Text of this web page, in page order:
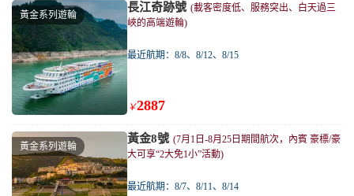
黃金系列遊輪
長江奇跡號 (載客密度低、服務突出、白天過三
峽的高端遊輪)
最近航期：8/8、8/12、8/15
￥2887
黃金系列遊輪
黃金8號 (7月1日-8月25日期間航次，內賓 豪標/豪
大可享“2大免1小”活動)
最近航期：8/7、8/11、8/14